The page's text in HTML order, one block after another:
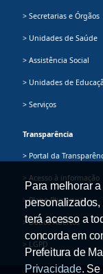
> Secretarias e Órgãos
> Unidades de Saúde
> Assistência Social
> Unidades de
> Serviços
Transparência
> Portal da
> Acesso à informação
> Plano Plurianual
> Dados Abertos
> LGPD
Para melhorar
personalizados,
terá acesso a
concorda em
Prefeitura de
Privacidade. Se